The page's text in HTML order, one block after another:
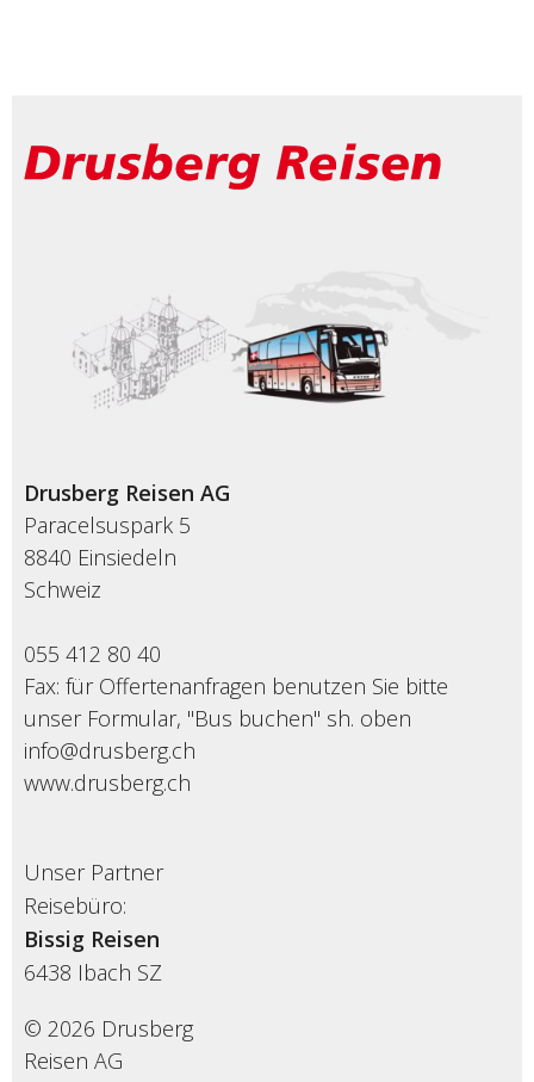
Drusberg Reisen AG
Paracelsuspark 5
8840 Einsiedeln
Schweiz
055 412 80 40
Fax: für Offertenanfragen benutzen Sie bitte
unser Formular, "Bus buchen" sh. oben
info@drusberg.ch
www.drusberg.ch
Unser Partner
Reisebüro:
Bissig Reisen
6438 Ibach SZ
© 2026 Drusberg
Reisen AG